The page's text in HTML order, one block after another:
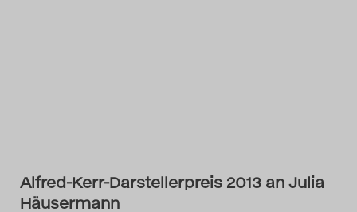
Alfred-Kerr-Darstellerpreis 2013 an Julia
Häusermann